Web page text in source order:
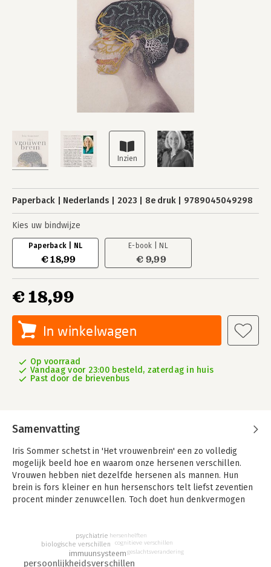
Paperback Nederlands 2023 8e druk 9789045049298
Kies uw bindwijze
Paperback | NL
€ 18,99
E-book | NL
€ 9,99
€ 18,99
In winkelwagen
Op voorraad
Vandaag voor 23:00 besteld, zaterdag in huis
Past door de brievenbus
Samenvatting
Iris Sommer schetst in 'Het vrouwenbrein' een zo volledig
mogelijk beeld hoe en waarom onze hersenen verschillen.
Vrouwen hebben niet dezelfde hersenen als mannen. Hun
brein is fors kleiner en hun hersenschors telt liefst zeventien
procent minder zenuwcellen. Toch doet hun denkvermogen
vrouwen- en mannenbrein.
Persoonlijkheid en interesse is (gemiddeld) anders. Vrouwen
persoonlijkheidsverschillen
immuunsysteem
biologische verschillen
psychiatrie hersenhelften
cognitieve verschillen
geslachtsverandering